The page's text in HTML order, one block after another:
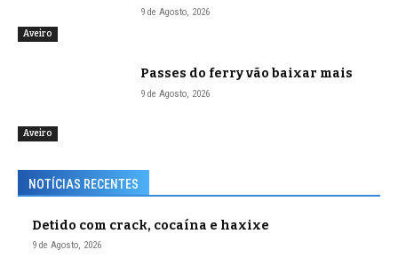
Aveiro
9 de Agosto, 2026
Aveiro
Passes do ferry vão baixar mais
9 de Agosto, 2026
NOTÍCIAS RECENTES
Detido com crack, cocaína e haxixe
9 de Agosto, 2026